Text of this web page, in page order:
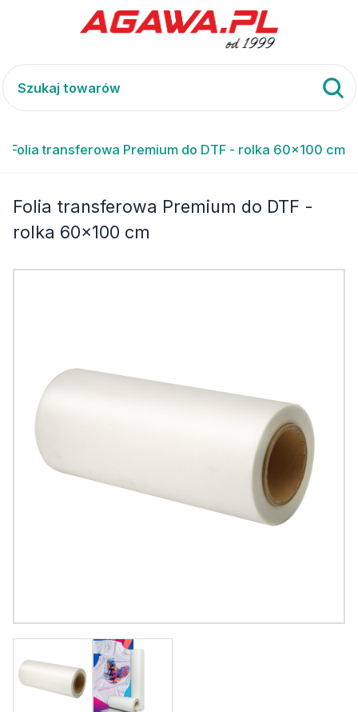
Folia transferowa Premium do DTF - rolka 60x100 cm
Folia transferowa Premium do DTF -
rolka 60x100 cm